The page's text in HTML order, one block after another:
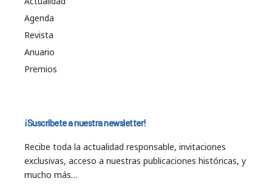
Agenda
Revista
Anuario
Premios
¡Suscríbete a nuestra newsletter!
Recibe toda la actualidad responsable, invitaciones
exclusivas, acceso a nuestras publicaciones históricas, y
mucho más…